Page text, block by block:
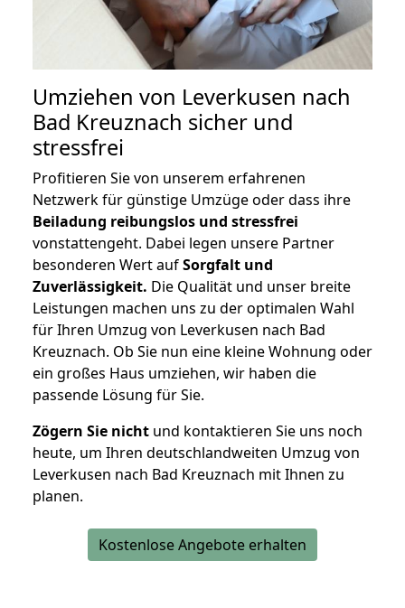
Umziehen von Leverkusen nach
Bad Kreuznach sicher und
stressfrei
Profitieren Sie von unserem erfahrenen
Netzwerk für günstige Umzüge oder dass ihre
Beiladung reibungslos und stressfrei
vonstattengeht. Dabei legen unsere Partner
besonderen Wert aufSorgfalt und
Zuverlässigkeit. Die Qualität und unser breite
Leistungen machen uns zu der optimalen Wahl
für Ihren Umzug von Leverkusen nach Bad
Kreuznach. Ob Sie nun eine kleine Wohnung oder
ein großes Haus umziehen, wir haben die
passende Lösung für Sie.
Zögern Sie nicht und kontaktieren Sie uns noch
heute, um Ihren deutschlandweiten Umzug von
Leverkusen nach Bad Kreuznach mit Ihnen zu
planen.
Kostenlose Angebote erhalten